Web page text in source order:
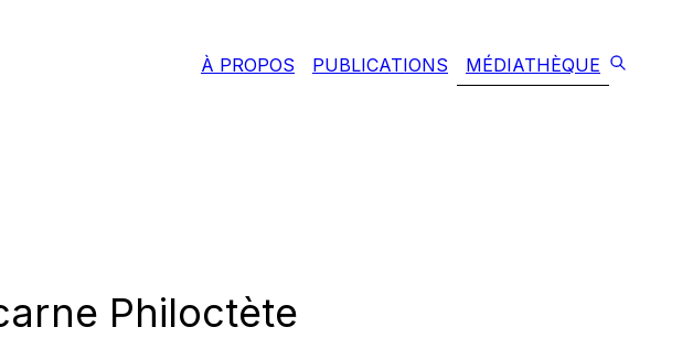
À PROPOS PUBLICATIONS MÉDIATHÈQUE
Philoctète